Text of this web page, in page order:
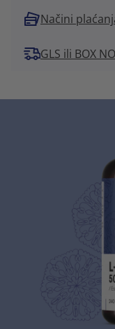
Načini
GLS ili BOX